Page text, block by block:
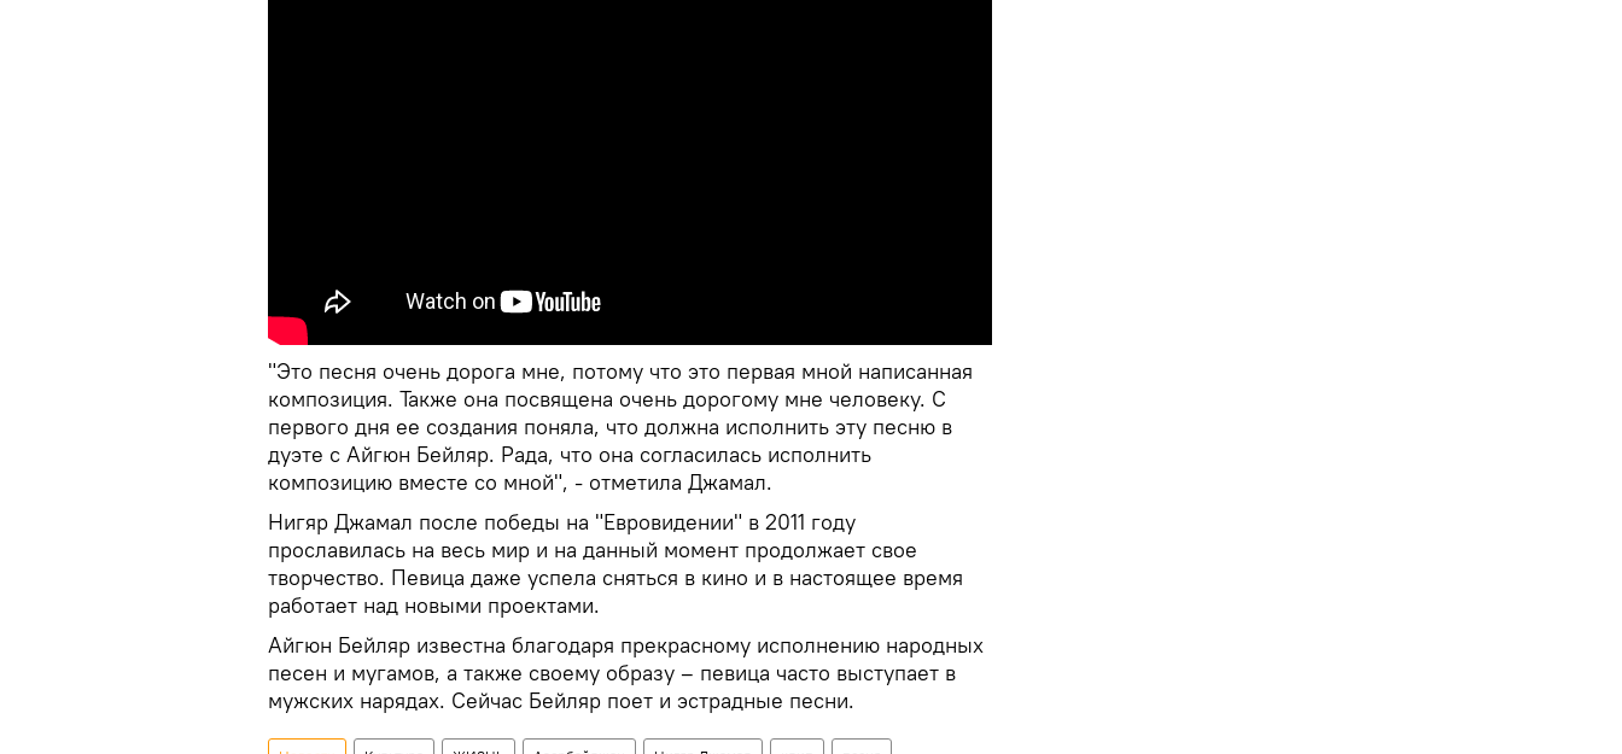
"Это песня очень дорога мне, потому что это первая мной написанная
композиция. Также она посвящена очень дорогому мне человеку. С
первого дня ее создания поняла, что должна исполнить эту песню в
дуэте с Айгюн Бейляр. Рада, что она согласилась исполнить
композицию вместе со мной", - отметила Джамал.
Нигяр Джамал после победы на "Евровидении" в 2011 году
прославилась на весь мир и на данный момент продолжает свое
творчество. Певица даже успела сняться в кино и в настоящее время
работает над новыми проектами.
Айгюн Бейляр известна благодаря прекрасному исполнению народных
песен и мугамов, а также своему образу – певица часто выступает в
мужских нарядах. Сейчас Бейляр поет и эстрадные песни.